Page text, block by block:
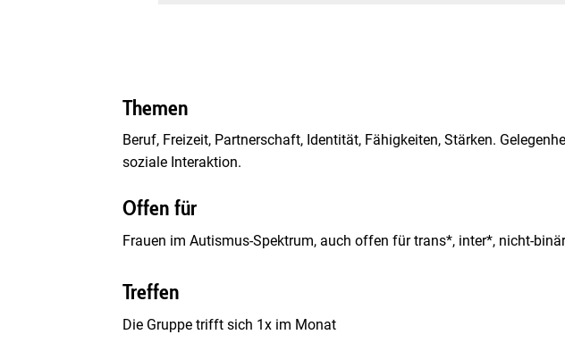
Themen
Beruf, Freizeit, Partnerschaft, Identität, Fähigkeiten, Stärken.
soziale Interaktion.
Offen für
Frauen im Autismus-Spektrum, auch offen für trans*, inter*, nicht-
Treffen
Die Gruppe trifft sich 1x im Monat